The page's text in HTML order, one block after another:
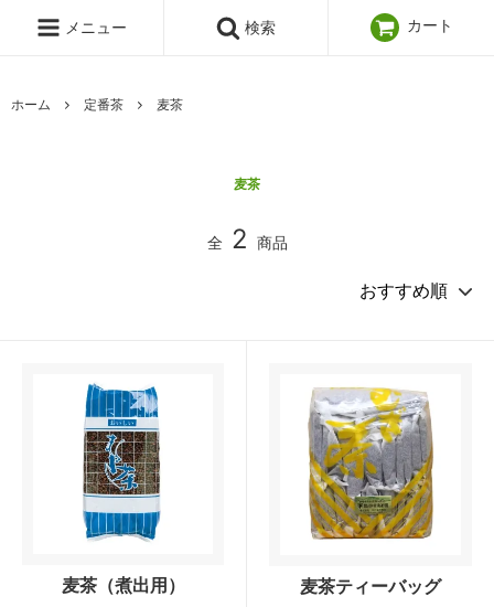
メニュー 検索 カート
ホーム 定番茶 麦茶
麦茶
全 2 商品
麦茶（煮出用） 麦茶ティーバッグ